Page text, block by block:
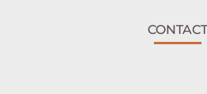
CONTACT